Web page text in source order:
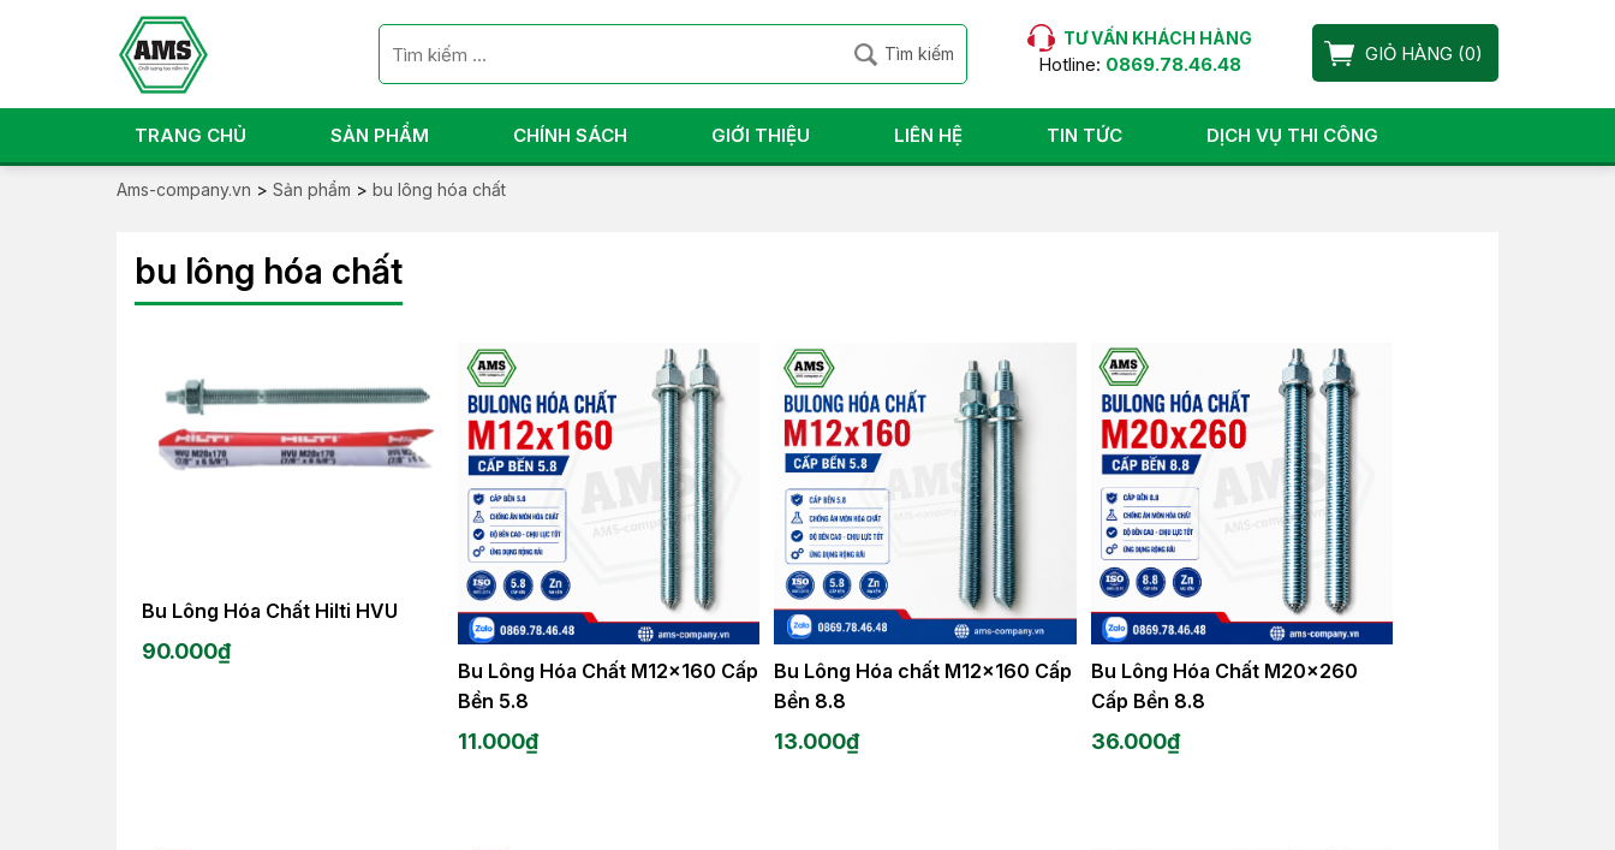
GIỎ HÀNG (0)
TƯ VẤN KHÁCH HÀNG
Hotline: 0869.78.46.48
TRANG CHỦ SẢN PHẨM CHÍNH SÁCH GIỚI THIỆU LIÊN HỆ TIN TỨC DỊCH VỤ THI CÔNG
Ams-company.vn > Sản phẩm > bu lông hóa chất
bu lông hóa chất
Bu Lông Hóa Chất Hilti HVU
90.000₫
Bu Lông Hóa Chất M12x160 Cấp
Bền 5.8
11.000₫
Bu Lông Hóa chất M12x160 Cấp
Bền 8.8
13.000₫
Bu Lông Hóa Chất M20x260
Cấp Bền 8.8
36.000₫